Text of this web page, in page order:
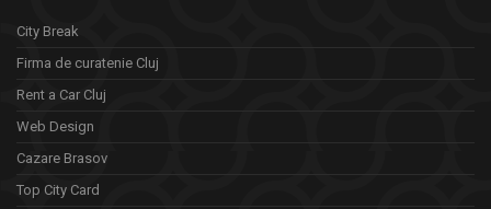
City Break
Firma de curatenie Cluj
Rent a Car Cluj
Web Design
Cazare Brasov
Top City Card